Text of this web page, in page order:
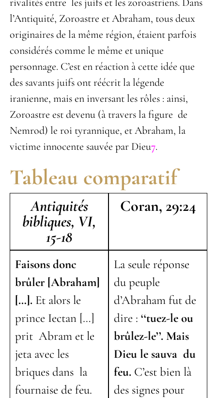
l’Antiquité, Zoroastre et Abraham, tous deux
originaires de la même région, étaient parfois
considérés comme le même et unique
personnage. C’est en réaction à cette idée que
des savants juifs ont réécrit la légende
iranienne, mais en inversant les rôles : ainsi,
Zoroastre est devenu (à travers la figure de
Nemrod) le roi tyrannique, et Abraham, la
victime innocente sauvée par Dieu7.
Tableau comparatif
Antiquités
bibliques, VI,
15-18
Coran, 29:24
Faisons donc
brûler [Abraham]
[…]. Et alors le
prince Iectan […]
prit Abram et le
jeta avec les
briques dans la
fournaise de feu.
La seule réponse
du peuple
d’Abraham fut de
dire : ‘‘tuez-le ou
brûlez-le’’. Mais
Dieu le sauva du
feu. C’est bien là
des signes pour